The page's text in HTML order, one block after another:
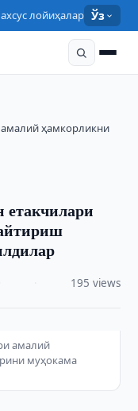
лойиҳалар Ўз
амалий ҳамкорликни
етакчилари
195 views
амалий
муҳокама